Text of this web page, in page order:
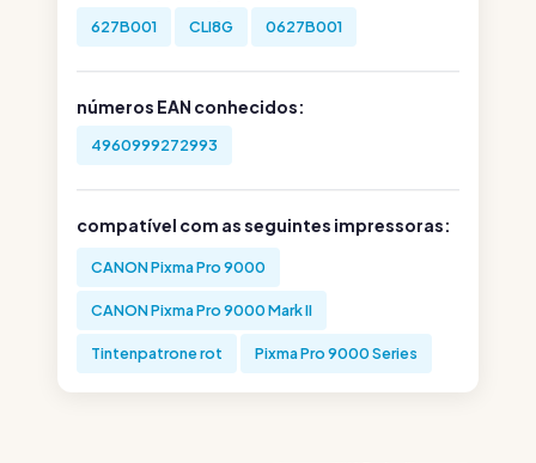
627B001 CLI8G 0627B001
números EAN conhecidos:
4960999272993
compatível com as seguintes impressoras:
CANON Pixma Pro 9000
CANON Pixma Pro 9000 Mark II
Tintenpatrone rot Pixma Pro 9000 Series